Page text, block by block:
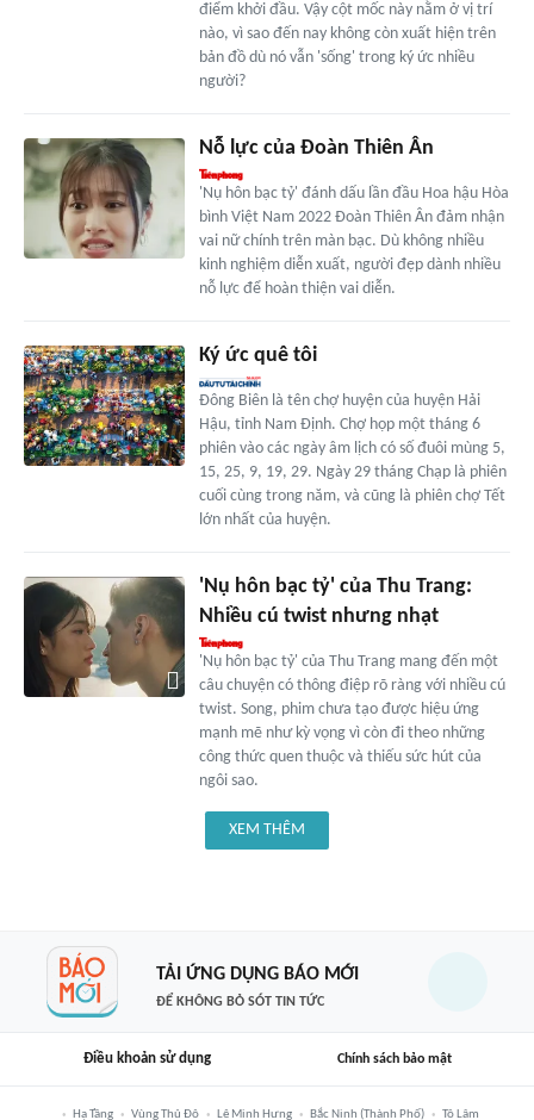
điểm khởi đầu. Vậy cột mốc này nằm ở vị trí
nào, vì sao đến nay không còn xuất hiện trên
bản đồ dù nó vẫn 'sống' trong ký ức nhiều
người?
Nỗ lực của Đoàn Thiên Ân
'Nụ hôn bạc tỷ' đánh dấu lần đầu Hoa hậu Hòa
bình Việt Nam 2022 Đoàn Thiên Ân đảm nhận
vai nữ chính trên màn bạc. Dù không nhiều
kinh nghiệm diễn xuất, người đẹp dành nhiều
nỗ lực để hoàn thiện vai diễn.
Ký ức quê tôi
Đông Biên là tên chợ huyện của huyện Hải
Hậu, tỉnh Nam Định. Chợ họp một tháng 6
phiên vào các ngày âm lịch có số đuôi mùng 5,
15, 25, 9, 19, 29. Ngày 29 tháng Chạp là phiên
cuối cùng trong năm, và cũng là phiên chợ Tết
lớn nhất của huyện.
'Nụ hôn bạc tỷ' của Thu Trang:
Nhiều cú twist nhưng nhạt
'Nụ hôn bạc tỷ' của Thu Trang mang đến một
câu chuyện có thông điệp rõ ràng với nhiều cú
twist. Song, phim chưa tạo được hiệu ứng
mạnh mẽ như kỳ vọng vì còn đi theo những
công thức quen thuộc và thiếu sức hút của
ngôi sao.
XEM THÊM
TẢI ỨNG DỤNG BÁO MỚI
ĐỂ KHÔNG BỎ SÓT TIN TỨC
Điều khoản sử dụng Chính sách bảo mật
Hạ Tầng Vùng Thủ Đô Lê Minh Hưng Bắc Ninh (thành Phố) Tô Lâm